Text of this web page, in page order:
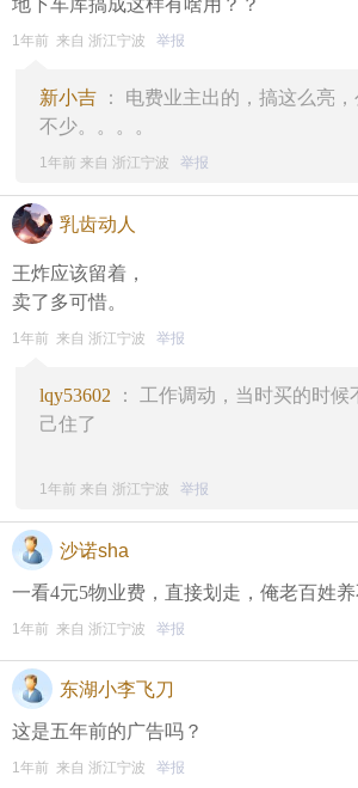
1年前 来自 浙江宁波 举报
新小吉 ： 电费业主出的，搞这么亮
不少。。。。
1年前 来自 浙江宁波 举报
乳齿动人
王炸应该留着，
卖了多可惜。
1年前 来自 浙江宁波 举报
lqy53602 ： 工作调动，当时买的时候
己住了
1年前 来自 浙江宁波 举报
沙诺sha
一看4元5物业费，直接划走，俺老百姓
1年前 来自 浙江宁波 举报
东湖小李飞刀
这是五年前的广告吗？
1年前 来自 浙江宁波 举报